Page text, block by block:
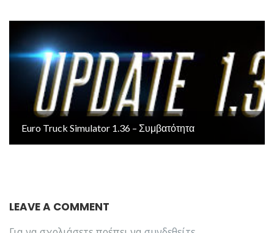
Euro Truck Simulator 1.36 – Συμβατότητα
LEAVE A COMMENT